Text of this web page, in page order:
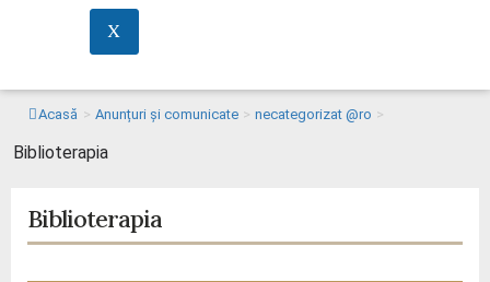
X
Acasă > Anunțuri și comunicate > necategorizat @ro >
Biblioterapia
Biblioterapia